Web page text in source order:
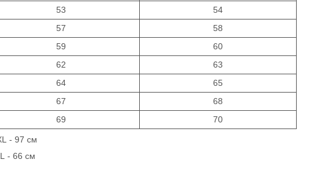
53
54
57
58
59
60
62
63
64
65
67
68
69 70
- 97 см
- 66 см